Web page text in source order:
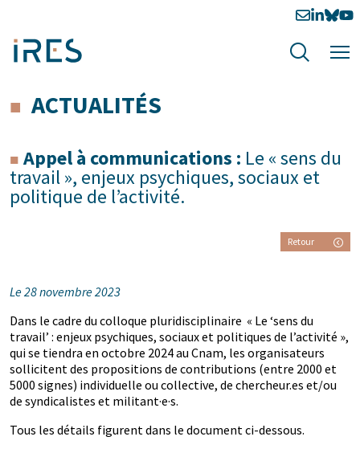
ACTUALITÉS
Appel à communications : Le « sens du
travail », enjeux psychiques, sociaux et
politique de l’activité.
Retour
Le 28 novembre 2023
Dans le cadre du colloque pluridisciplinaire « Le ‘sens du
travail’ : enjeux psychiques, sociaux et politiques de l’activité »,
qui se tiendra en octobre 2024 au Cnam, les organisateurs
sollicitent des propositions de contributions (entre 2000 et
5000 signes) individuelle ou collective, de chercheur.es et/ou
de syndicalistes et militant·e·s.
Tous les détails figurent dans le document ci-dessous.